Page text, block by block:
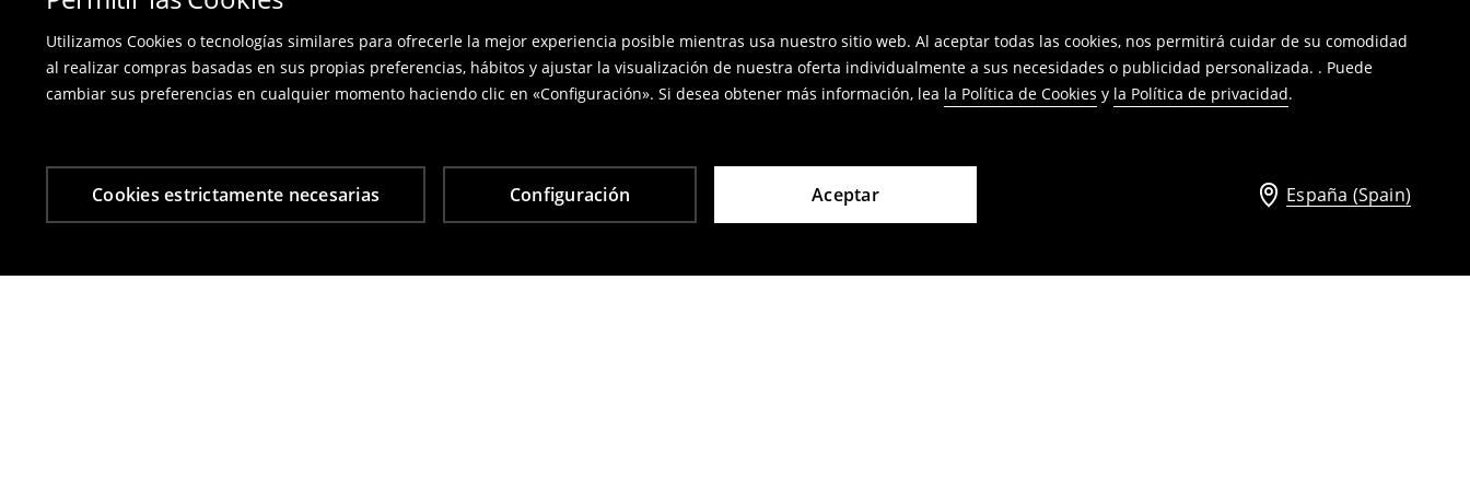
Utilizamos Cookies o tecnologías similares para ofrecerle la mejor experiencia posible mientras usa nuestro sitio web. Al aceptar todas las cookies, nos permitirá cuidar de su comodidad
al realizar compras basadas en sus propias preferencias, hábitos y ajustar la visualización de nuestra oferta individualmente a sus necesidades o publicidad personalizada. . Puede
cambiar sus preferencias en cualquier momento haciendo clic en «Configuración». Si desea obtener más información, lea la Política de Cookies y la Política de privacidad.
Cookies estrictamente necesarias Configuración Aceptar España (Spain)